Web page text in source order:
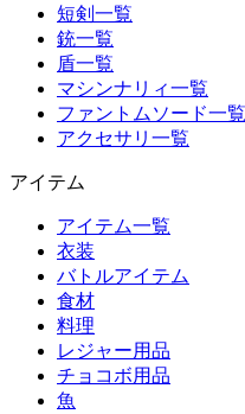
短剣一覧
銃一覧
盾一覧
マシンナリィ一覧
ファントムソード一覧
アクセサリ一覧
アイテム
アイテム一覧
衣装
バトルアイテム
食材
料理
レジャー用品
チョコボ用品
魚